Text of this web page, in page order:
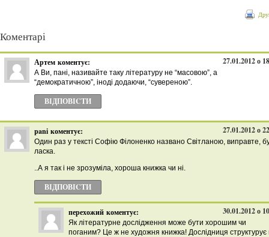
Коментарі
Артем коментує: 27.01.2012 о
А Ви, пані, називайте таку літературу не “масовою”, а
“демократичною”, іноді додаючи, “сувереною”.
ВІДПОВІCТИ
pani коментує: 27.01.2012 о
Один раз у тексті Софію Філоненко названо Світланою, виправте,
ласка.
..А я так і не зрозуміла, хороша книжка чи ні.
ВІДПОВІCТИ
перехожий коментує: 30.01.2012 о
Як літературне дослідження може бути хорошим чи
поганим? Це ж не художня книжка! Дослідниця структурує